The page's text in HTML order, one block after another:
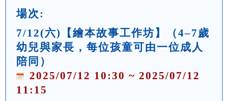
場次:
7/12(六)【繪本故事工作坊】（4–7歲
幼兒與家長，每位孩童可由一位成人
陪同）
2025/07/12 10:30 ~ 2025/07/12
11:15